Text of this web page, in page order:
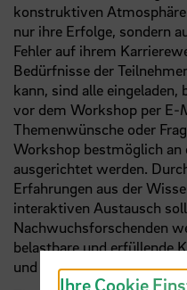
konstruktiven
nur ihre Erfolge, sondern
Fehler auf ihrem
Bedürfnisse der
kann, sind alle
vor dem Workshop per E-
Themenwünsche oder
Workshop bestmöglich an
ausgerichtet werden.
Erfahrungen aus der
interaktiven Austausch
Nachwuchsforschenden
belastbare und erfüllende
und darüber hinaus bieten.
Ihre Cookie